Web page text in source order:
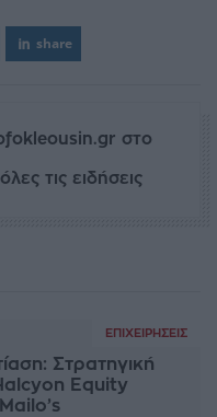
share
στο
τις ειδήσεις
ΕΠΙΧΕΙΡΉΣΕΙΣ
Στρατηγική
Equity